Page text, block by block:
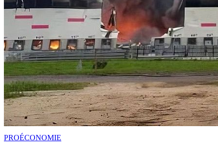
PROÉCONOMIE